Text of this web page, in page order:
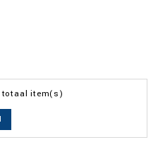
totaal item(s)